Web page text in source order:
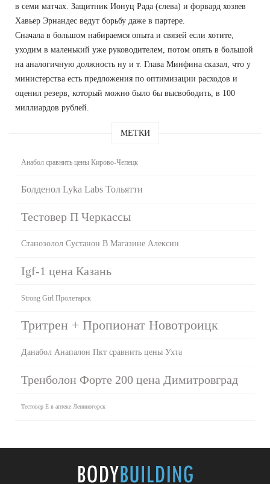
в семи матчах. Защитник Ионуц Рада (слева) и форвард хозяев
Хавьер Эрнандес ведут борьбу даже в партере.
Сначала в большом набираемся опыта и связей если хотите,
уходим в маленький уже руководителем, потом опять в большой
на аналогичную должность ну и т. Глава Минфина сказал, что у
министерства есть предложения по оптимизации расходов и
оценил резерв, который можно было бы высвободить, в 100
миллиардов рублей.
МЕТКИ
Анабол сравнить цены Кирово-Чепецк
Болденол Lyka Labs Тольятти
Тестовер П Черкассы
Станозолол Сустанон В Магазине Алексин
Igf-1 цена Казань
Strong Girl Пролетарск
Тритрен + Пропионат Новотроицк
Данабол Анапалон Пкт сравнить цены Ухта
Тренболон Форте 200 цена Димитровград
Тестовер Е в аптеке Лениногорск